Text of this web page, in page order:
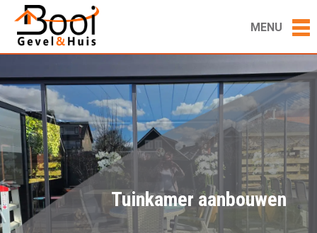
MENU
Tuinkamer aanbouwen